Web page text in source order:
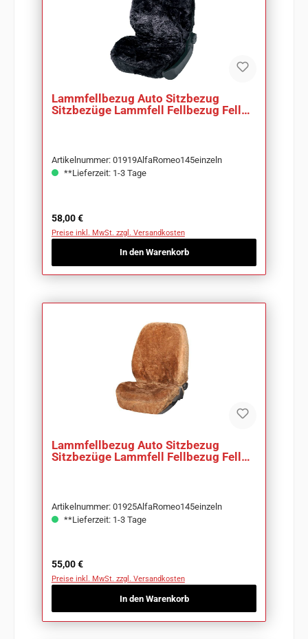
Lammfellbezug Auto Sitzbezug
Sitzbezüge Lammfell Fellbezug Fell
Artikelnummer: 01919AlfaRomeo145einzeln
**Lieferzeit: 1-3 Tage
Regulärer Preis:
58,00 €
Preise inkl. MwSt. zzgl. Versandkosten
In den Warenkorb
Lammfellbezug Auto Sitzbezug
Sitzbezüge Lammfell Fellbezug Fell
Artikelnummer: 01925AlfaRomeo145einzeln
**Lieferzeit: 1-3 Tage
Regulärer Preis:
55,00 €
Preise inkl. MwSt. zzgl. Versandkosten
In den Warenkorb